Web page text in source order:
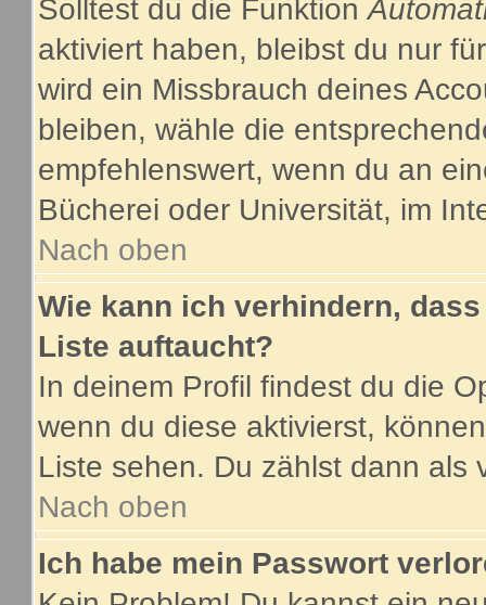
Solltest du die Funktion
aktiviert haben, bleibst du nur
wird ein Missbrauch deines
bleiben, wähle die
empfehlenswert, wenn du an
Bücherei oder Universität, im
Nach oben
Wie kann ich verhindern,
Liste auftaucht?
In deinem Profil findest du die
wenn du diese aktivierst,
Liste sehen. Du zählst dann als
Nach oben
Ich habe mein Passwort